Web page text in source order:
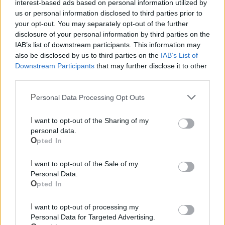
interest-based ads based on personal information utilized by
us or personal information disclosed to third parties prior to
your opt-out. You may separately opt-out of the further
disclosure of your personal information by third parties on the
IAB’s list of downstream participants. This information may
also be disclosed by us to third parties on the IAB’s List of
Downstream Participants that may further disclose it to other
Personal Data Processing Opt Outs
personal data.
Opted In
Personal Data.
Opted In
Personal Data for Targeted Advertising.
con una strategia di sistema condivisa tra tutte le forze e
risorse socio-economiche, espressione dei territori italiani.
L’agricoltura può fare da perno dello sviluppo integrato di
altri settori economici e produttivi in un’ottica di sistemi
interconnessi, in grado di costruire percorsi di
efficientamento produttivo sostenibile”.
“Cia-Agricoltori Italiani
-ha concluso il suo presidente
promotore attivo nei territori, tra Enti e Istituti locali,
imprese, società e mondo della ricerca.
su cui lavorare,
governo del territorio
infrastrutturale, strategie di
'conversione ambientale'
per una gestione sostenibile di suolo e fauna selvatica
per l’agricoltura e di ‘reti d’impresa territoriali’che